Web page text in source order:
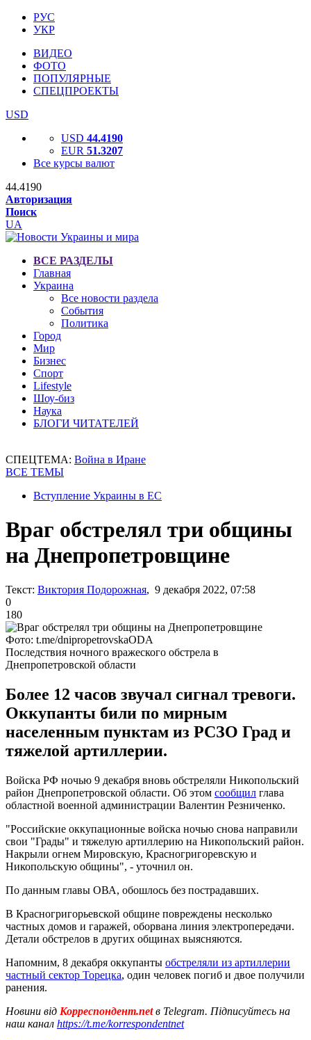
РУС
УКР
ВИДЕО
ФОТО
ПОПУЛЯРНЫЕ
СПЕЦПРОЕКТЫ
USD
USD 44.4190
EUR 51.3207
Все курсы валют
44.4190
Авторизация
Поиск
UA
ВСЕ РАЗДЕЛЫ
Главная
Украина
Все новости раздела
События
Политика
Город
Мир
Бизнес
Спорт
Lifestyle
Шоу-биз
Наука
БЛОГИ ЧИТАТЕЛЕЙ
СПЕЦТЕМА: Война в Иране
ВСЕ ТЕМЫ
Вступление Украины в ЕС
Враг обстрелял три общины
на Днепропетровщине
Текст: Виктория Подорожная, 9 декабря 2022, 07:58
0
180
Фото: t.me/dnipropetrovskaODA
Последствия ночного вражеского обстрела в
Днепропетровской области
Более 12 часов звучал сигнал тревоги.
Оккупанты били по мирным
населенным пунктам из РСЗО Град и
тяжелой артиллерии.
Войска РФ ночью 9 декабря вновь обстреляли Никопольский
район Днепропетровской области. Об этом сообщил глава
областной военной администрации Валентин Резниченко.
"Российские оккупационные войска ночью снова направили
свои "Грады" и тяжелую артиллерию на Никопольский район.
Накрыли огнем Мировскую, Красногригоревскую и
Никопольскую общины", - уточнил он.
По данным главы ОВА, обошлось без пострадавших.
В Красногригорьевской общине повреждены несколько
частных домов и гаражей, оборвана линия электропередачи.
Детали обстрелов в других общинах выясняются.
Напомним, 8 декабря оккупанты обстреляли из артиллерии
частный сектор Торецка, один человек погиб и двое получили
ранения.
Новини від Корреспондент.netв Telegram. Підписуйтесь на
наш канал https://t.me/korrespondentnet